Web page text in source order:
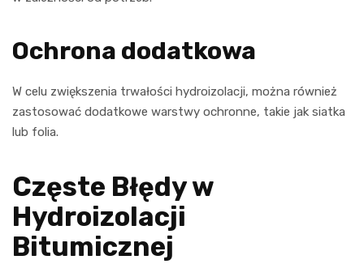
Ochrona dodatkowa
W celu zwiększenia trwałości hydroizolacji, można również
zastosować dodatkowe warstwy ochronne, takie jak siatka
lub folia.
Częste Błędy w
Hydroizolacji
Bitumicznej